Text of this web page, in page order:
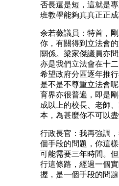
否長還是短，這就是
班教學能夠真真正正
余若薇議員：特首，
你，有關得到立法會
關係。梁家傑議員亦
亦是我們立法會在十
希望政府分區逐年推
是不是不尊重立法會
育界亦很普遍，即是
成以上的校長、老師
本，為甚麼你不可以
行政長官：我再強調
個手段的問題，你這
可能需要三年時間。
行這條路，經過一個
握，是一個手段的問